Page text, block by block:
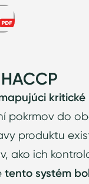
pokrmov do
produktu
ako ich
tento systém